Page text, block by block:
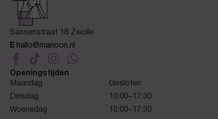
Sassenstraat 18 Zwolle
E hallo@manoon.nl
Openingstijden
Maandag
Gesloten
Dinsdag
10:00–17:30
Woensdag
10:00–17:30